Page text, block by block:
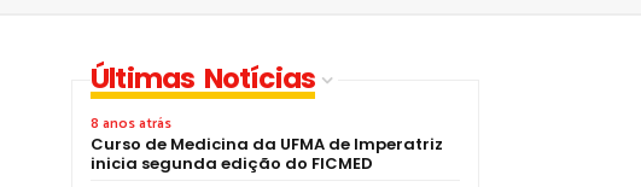
Últimas Notícias
8 anos atrás
Curso de Medicina da UFMA de Imperatriz
inicia segunda edição do FICMED